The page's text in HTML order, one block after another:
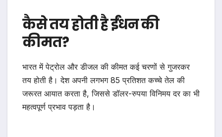
कैसे तय होती है ईंधन की
कीमत?
भारत में पेट्रोल और डीजल की कीमत कई चरणों से गुजरकर
तय होती है। देश अपनी लगभग 85 प्रतिशत कच्चे तेल की
जरूरत आयात करता है, जिससे डॉलर-रुपया विनिमय दर का भी
महत्वपूर्ण प्रभाव पड़ता है।